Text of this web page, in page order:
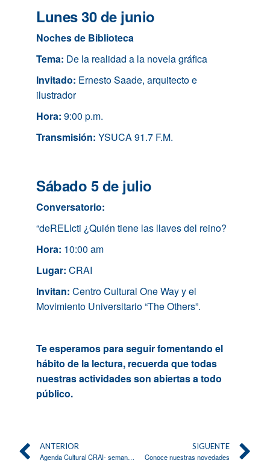
Lunes 30 de junio
Noches de Biblioteca
Tema: De la realidad a la novela gráfica
Invitado: Ernesto Saade, arquitecto e
ilustrador
Hora: 9:00 p.m.
Transmisión: YSUCA 91.7 F.M.
Sábado 5 de julio
Conversatorio:
“deRELIcti ¿Quién tiene las llaves del reino?
Hora: 10:00 am
Lugar: CRAI
Invitan: Centro Cultural One Way y el
Movimiento Universitario “The Others”.
Te esperamos para seguir fomentando el
hábito de la lectura, recuerda que todas
nuestras actividades son abiertas a todo
público.
ANTERIOR
Agenda Cultural CRAI- semana del 23 al 27 de junio
SIGUENTE
Conoce nuestras novedades